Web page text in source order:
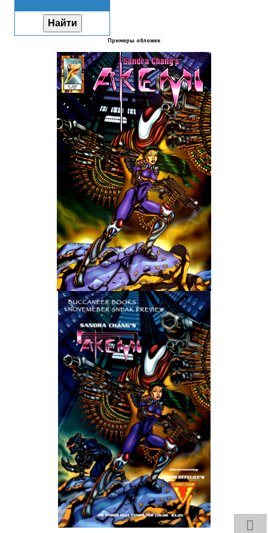
Моды группы
Теневой кардинал для Скайрима
Работы Alexandra10
Kitana HGEC
Apella CBBE SSE BodySlide (with Physics)
Apella 2.0 CBBE SSE BodySlide (with Physics)
Kitana CBBE SSE BodySlide (with Physics)
Nekomimi
New Light Skyrim SE
SB Corset Armor CBBE SSE BodySlide (with Physics)
Wedding Wear CBBE SSE BodySlide (with Physics)
Работы Тестера 55
Наёмный оборотень
Небесный воин
Немного героев меча и магии
Расширенная версия Х3
REBalance
Работы Kuroneko
Doom 3 Remaster Fan Edition
X2 - The Threat Remaster Fan Edition
Quake III Arena Remaster Fan Edition
Примеры обложек